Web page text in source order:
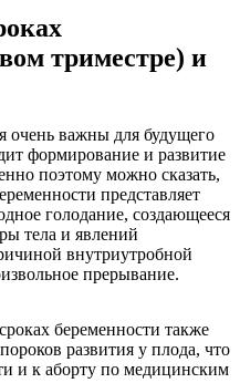
триместре) и
очень важны для будущего
формирование и развитие
поэтому можно сказать,
представляет
голодание, создающееся
тела и явлений
внутриутробной
прерывание.
беременности также
развития у плода, что
и к аборту по медицинским